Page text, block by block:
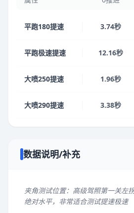
平跑180提速 3.74秒
平跑极速提速 12.16秒
大喷250提速 1.96秒
大喷290提速 3.38秒
数据说明/补充
夹角测试位置：高级驾照第一关左
绝对水平，非常适合测试提速极速